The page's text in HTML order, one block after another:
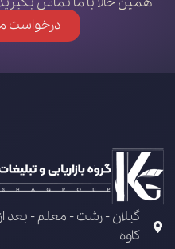
درخواست
کاوه